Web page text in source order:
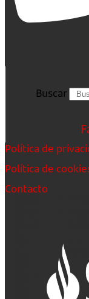
Buscar
Política de
Política de
Contacto